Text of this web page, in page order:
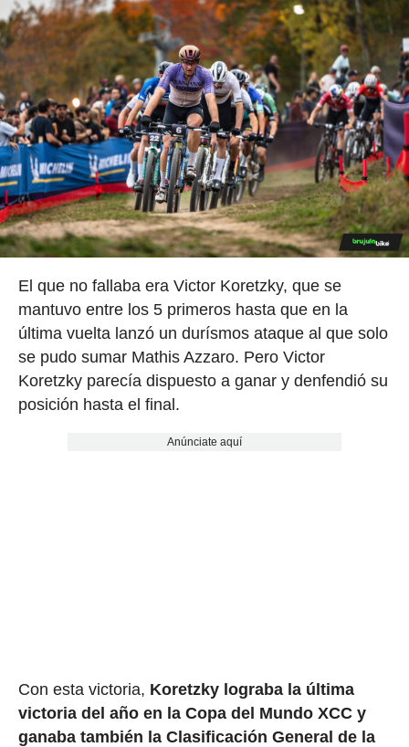
El que no fallaba era Victor Koretzky, que se
mantuvo entre los 5 primeros hasta que en la
última vuelta lanzó un durísmos ataque al que solo
se pudo sumar Mathis Azzaro. Pero Victor
Koretzky parecía dispuesto a ganar y denfendió su
posición hasta el final.
Anúnciate aquí
Con esta victoria, Koretzky lograba la última
victoria del año en la Copa del Mundo XCC y
ganaba también la Clasificación General de la